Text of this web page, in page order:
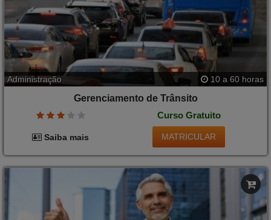
Administração 10 a 60 horas
Gerenciamento de Trânsito
Curso Gratuito
Saiba mais MATRICULAR